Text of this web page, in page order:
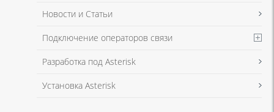
Новости и Статьи
Подключение операторов связи
Разработка под Asterisk
Установка Asterisk